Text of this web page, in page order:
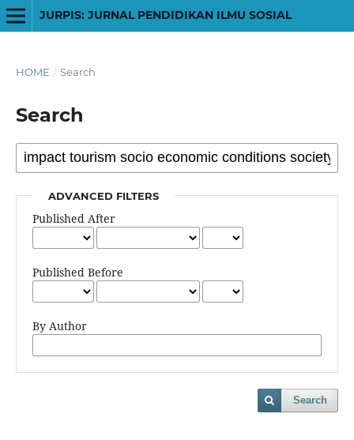
JURPIS: JURNAL PENDIDIKAN ILMU SOSIAL
HOME / Search
Search
ADVANCED FILTERS
Published After
Published Before
By Author
Search